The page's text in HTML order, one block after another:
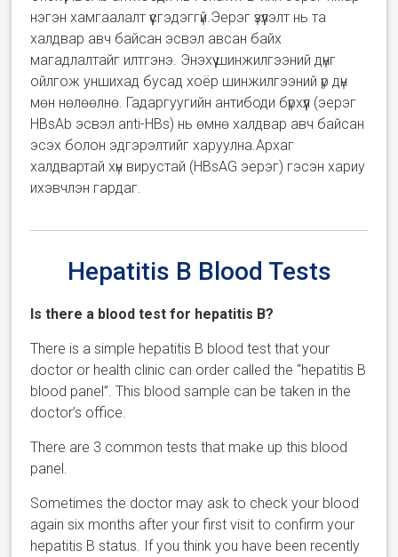
нэгэн хамгаалалт үүсгэдэггүй.Эерэг үзүүлэлт нь та
халдвар авч байсан эсвэл авсан байх
магадлалтайг илтгэнэ. Энэхүү шинжилгээний дүнг
ойлгож уншихад бусад хоёр шинжилгээний үр дүн
мөн нөлөөлнө. Гадаргуугийн антибоди бүрхүүл (эерэг
HBsAb эсвэл anti-HBs) нь өмнө халдвар авч байсан
эсэх болон эдгэрэлтийг харуулна.Архаг
халдвартай хүн вирустай (HBsAG эерэг) гэсэн хариу
ихэвчлэн гардаг.
Hepatitis B Blood Tests
Is there a blood test for hepatitis B?
There is a simple hepatitis B blood test that your
doctor or health clinic can order called the “hepatitis B
blood panel”. This blood sample can be taken in the
doctor’s office.
There are 3 common tests that make up this blood
panel.
Sometimes the doctor may ask to check your blood
again six months after your first visit to confirm your
hepatitis B status. If you think you have been recently